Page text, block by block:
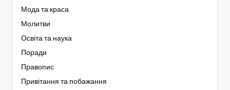
Мода та краса
Молитви
Освіта та наука
Поради
Правопис
Привітання та побажання